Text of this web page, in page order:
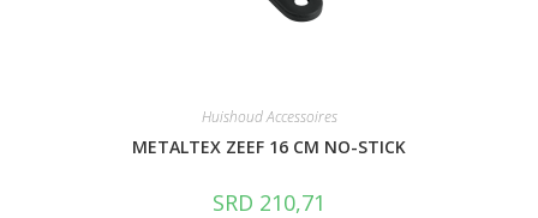
Huishoud Accessoires
METALTEX ZEEF 16 CM NO-STICK
SRD 210,71